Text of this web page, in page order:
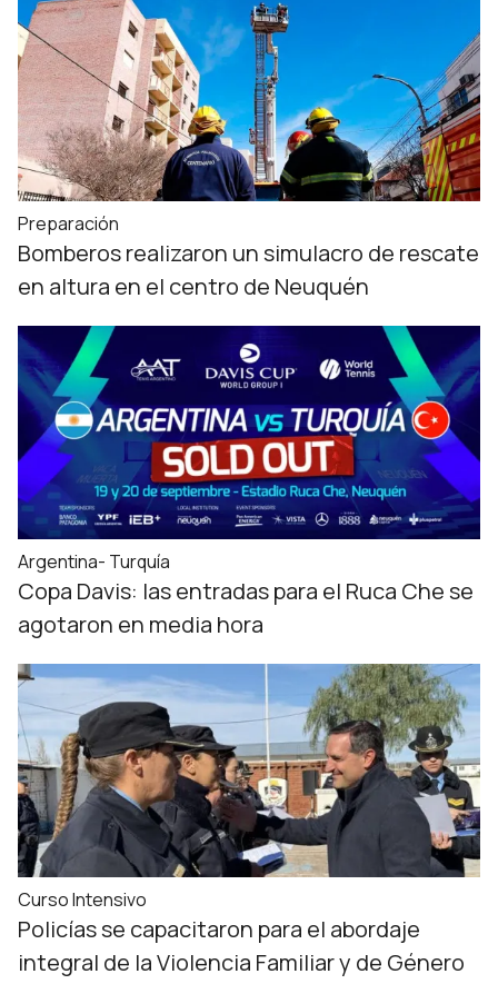
Preparación
Bomberos realizaron un simulacro de rescate
en altura en el centro de Neuquén
Argentina- Turquía
Copa Davis: las entradas para el Ruca Che se
agotaron en media hora
Curso Intensivo
Policías se capacitaron para el abordaje
integral de la Violencia Familiar y de Género